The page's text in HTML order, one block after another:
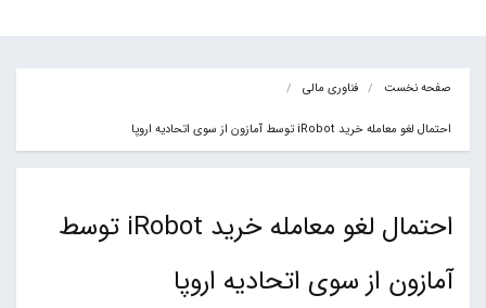
صفحه نخست فناوری مالی
احتمال لغو معامله خرید iRobot توسط آمازون از سوی اتحادیه اروپا
احتمال لغو معامله خرید iRobot توسط
آمازون از سوی اتحادیه اروپا